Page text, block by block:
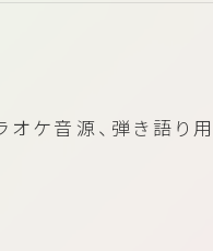
ケ音源、弾き語り用